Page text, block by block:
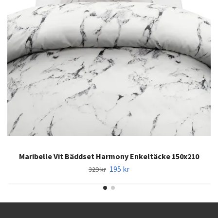
Maribelle Vit Bäddset Harmony Enkeltäcke 150x210
329 kr 195 kr